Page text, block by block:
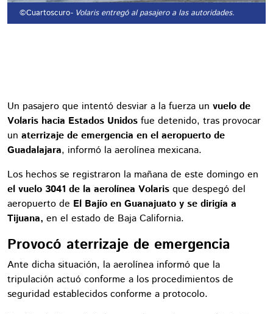
©Cuartoscuro- Volaris entregó al pasajero a las autoridades.
Un pasajero que intentó desviar a la fuerza un vuelo de
Volaris hacia Estados Unidos fue detenido, tras provocar
un aterrizaje de emergencia en el aeropuerto de
Guadalajara, informó la aerolínea mexicana.
Los hechos se registraron la mañana de este domingo en
el vuelo 3041 de la aerolínea Volaris que despegó del
aeropuerto de El Bajío en Guanajuato y se dirigía a
Tijuana, en el estado de Baja California.
Provocó aterrizaje de emergencia
Ante dicha situación, la aerolínea informó que la
tripulación actuó conforme a los procedimientos de
seguridad establecidos conforme a protocolo.